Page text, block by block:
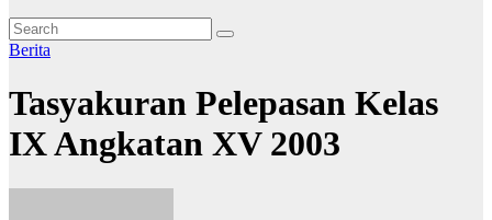
Berita
Tasyakuran Pelepasan Kelas
IX Angkatan XV 2003